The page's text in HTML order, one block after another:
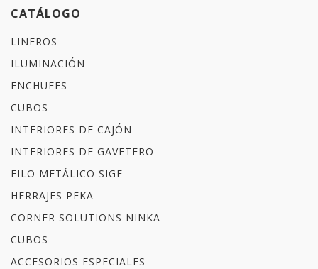
CATÁLOGO
LINEROS
ILUMINACIÓN
ENCHUFES
CUBOS
INTERIORES DE CAJÓN
INTERIORES DE GAVETERO
FILO METÁLICO SIGE
HERRAJES PEKA
CORNER SOLUTIONS NINKA
CUBOS
ACCESORIOS ESPECIALES